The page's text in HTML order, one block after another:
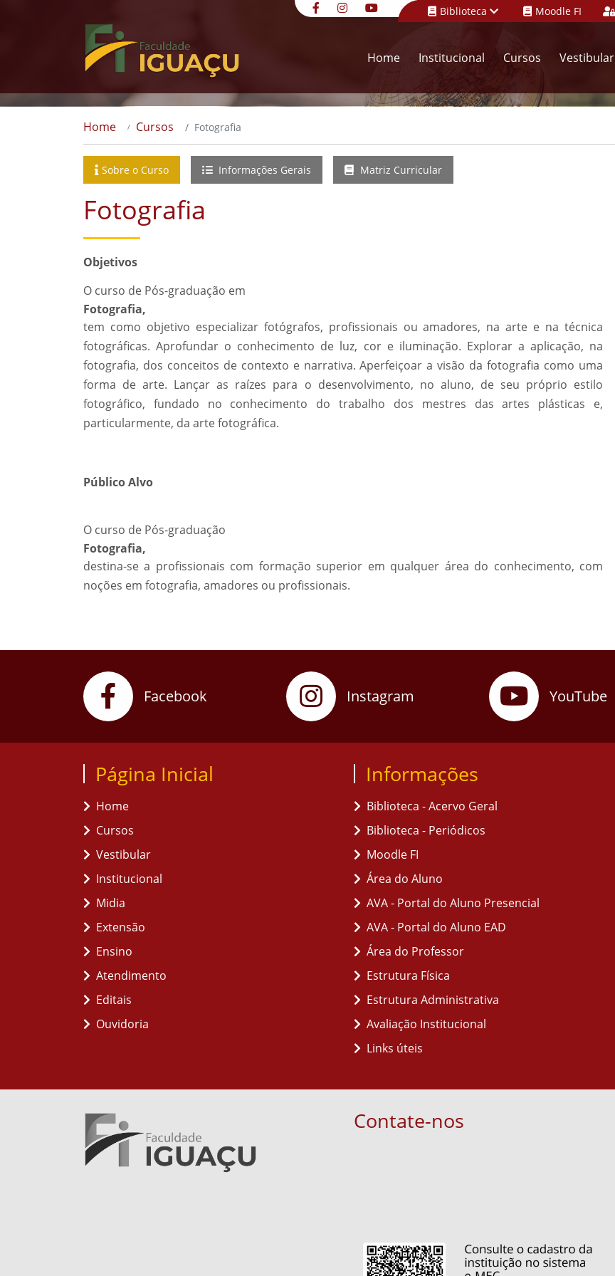
Biblioteca Moodle FI
Home Institucional Cursos Vestibular
Home Cursos Fotografia
Sobre o Curso Informações Gerais Matriz Curricular
Fotografia
Objetivos
O curso de Pós-graduação em
Fotografia,
tem como objetivo especializar fotógrafos, profissionais ou amadores, na arte e na técnica
fotográficas. Aprofundar o conhecimento de luz, cor e iluminação. Explorar a aplicação, na
fotografia, dos conceitos de contexto e narrativa. Aperfeiçoar a visão da fotografia como uma
forma de arte. Lançar as raízes para o desenvolvimento, no aluno, de seu próprio estilo
fotográfico, fundado no conhecimento do trabalho dos mestres das artes plásticas e,
particularmente, da arte fotográfica.
Público Alvo
O curso de Pós-graduação
Fotografia,
destina-se a profissionais com formação superior em qualquer área do conhecimento, com
noções em fotografia, amadores ou profissionais.
Facebook Instagram YouTube
Página Inicial
Home
Cursos
Vestibular
Institucional
Midia
Extensão
Ensino
Atendimento
Editais
Ouvidoria
Informações
Biblioteca - Acervo Geral
Biblioteca - Periódicos
Moodle FI
Área do Aluno
AVA - Portal do Aluno Presencial
AVA - Portal do Aluno EAD
Área do Professor
Estrutura Física
Estrutura Administrativa
Avaliação Institucional
Links úteis
Contate-nos